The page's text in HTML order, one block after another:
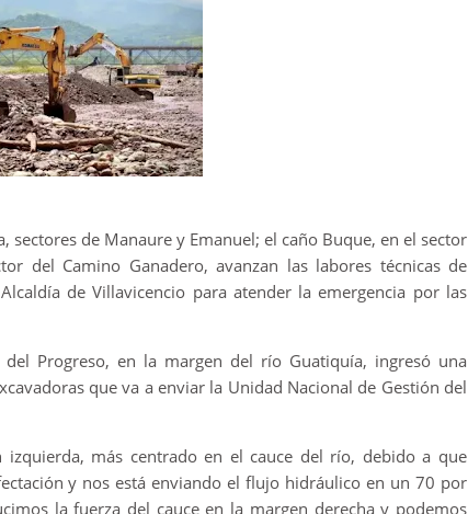
de Manaure y Emanuel; el caño Buque, en el sector
del Camino Ganadero, avanzan las labores técnicas de
de Villavicencio para atender la emergencia por las
Progreso, en la margen del río Guatiquía, ingresó una
que va a enviar la Unidad Nacional de Gestión del
más centrado en el cauce del río, debido a que
y nos está enviando el flujo hidráulico en un 70 por
la fuerza del cauce en la margen derecha y podemos